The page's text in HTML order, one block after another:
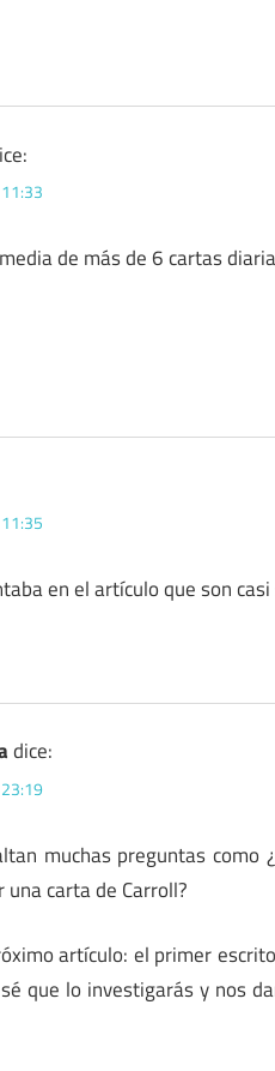
de más de 6 cartas
en el artículo que son
dice:
muchas preguntas como
carta de Carroll?
artículo: el primer
que lo investigarás y nos